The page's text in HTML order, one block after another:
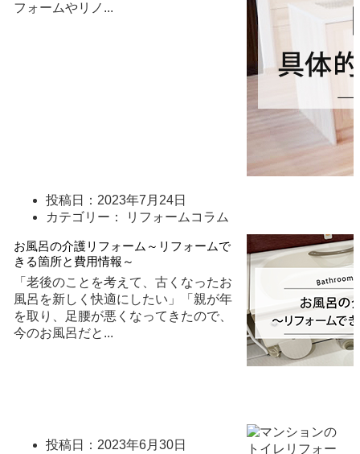
フォームやリノ ...
投稿日： 2023年7月24日
カテゴリー： リフォームコラム
お風呂の介護リフォーム～リフォームで
きる箇所と費用情報～
「老後のことを考えて、古くなったお
風呂を新しく快適にしたい」「親が年
を取り、足腰が悪くなってきたので、
今のお風呂だと ...
投稿日： 2023年6月30日